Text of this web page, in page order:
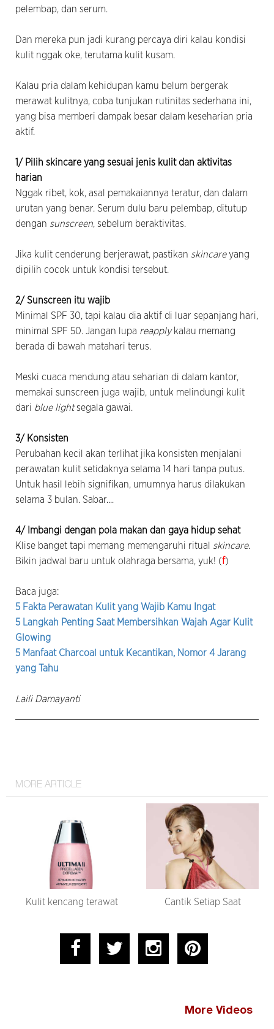
pelembap, dan serum.
Dan mereka pun jadi kurang percaya diri kalau kondisi
kulit nggak oke, terutama kulit kusam.
Kalau pria dalam kehidupan kamu belum bergerak
merawat kulitnya, coba tunjukan rutinitas sederhana ini,
yang bisa memberi dampak besar dalam keseharian pria
aktif.
1/ Pilih skincare yang sesuai jenis kulit dan aktivitas
harian
Nggak ribet, kok, asal pemakaiannya teratur, dan dalam
urutan yang benar. Serum dulu baru pelembap, ditutup
dengan sunscreen, sebelum beraktivitas.
Jika kulit cenderung berjerawat, pastikan skincareyang
dipilih cocok untuk kondisi tersebut.
2/ Sunscreen itu wajib
Minimal SPF 30, tapi kalau dia aktif di luar sepanjang hari,
minimal SPF 50. Jangan lupa reapply kalau memang
berada di bawah matahari terus.
Meski cuaca mendung atau seharian di dalam kantor,
memakai sunscreen juga wajib, untuk melindungi kulit
dari blue lightsegala gawai.
3/ Konsisten
Perubahan kecil akan terlihat jika konsisten menjalani
perawatan kulit setidaknya selama 14 hari tanpa putus.
Untuk hasil lebih signifikan, umumnya harus dilakukan
selama 3 bulan. Sabar....
4/ Imbangi dengan pola makan dan gaya hidup sehat
Klise banget tapi memang memengaruhi ritual skincare.
Bikin jadwal baru untuk olahraga bersama, yuk! (f)
Baca juga:
5 Fakta Perawatan Kulit yang Wajib Kamu Ingat
5 Langkah Penting Saat Membersihkan Wajah Agar Kulit
Glowing
5 Manfaat Charcoal untuk Kecantikan, Nomor 4 Jarang
yang Tahu
Laili Damayanti
MORE ARTICLE
Kulit kencang terawat Cantik Setiap Saat
More Videos